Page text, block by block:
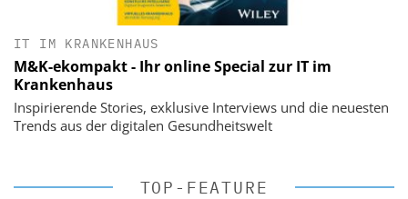
IT IM KRANKENHAUS
M&K-ekompakt - Ihr online Special zur IT im
Krankenhaus
Inspirierende Stories, exklusive Interviews und die neuesten
Trends aus der digitalen Gesundheitswelt
TOP-FEATURE